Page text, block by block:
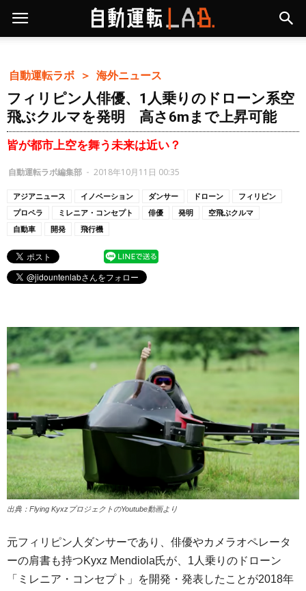
自動運転ラボ ＞ 海外ニュース
フィリピン人俳優、1人乗りのドローン系空
飛ぶクルマを発明 高さ6mまで上昇可能
皆が都市上空を舞う未来は近い？
自動運転ラボ編集部 - 2018年10月11日 00:35
アジアニュース イノベーション ダンサー ドローン
フィリピン
プロペラ
ミレニア・コンセプト 俳優 発明
空飛ぶクルマ
自動車
開発 飛行機
出典：Flying KyxzプロジェクトのYoutube動画より
元フィリピン人ダンサーであり、俳優やカメラオペレータ
ーの肩書も持つKyxz Mendiola氏が、1人乗りのドローン
「ミレニア・コンセプト」を開発・発表したことが2018年